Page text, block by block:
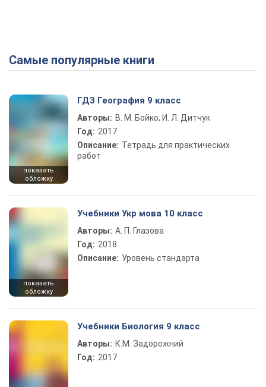
Play Video
Самые популярные книги
показать
обложку
ГДЗ География 9 класс
Авторы: В. М. Бойко, И. Л. Дитчук
Год: 2017
Описание: Тетрадь для практических
работ
показать
обложку
Учебники Укр мова 10 класс
Авторы: А. П. Глазова
Год: 2018
Описание: Уровень стандарта
Учебники Биология 9 класс
Авторы: К.М. Задорожний
Год: 2017